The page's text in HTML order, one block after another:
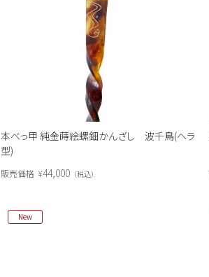
本べっ甲 純金蒔絵螺鈿かんざし 波千鳥(ヘラ
型)
販売価格 ¥44,000 税込
New